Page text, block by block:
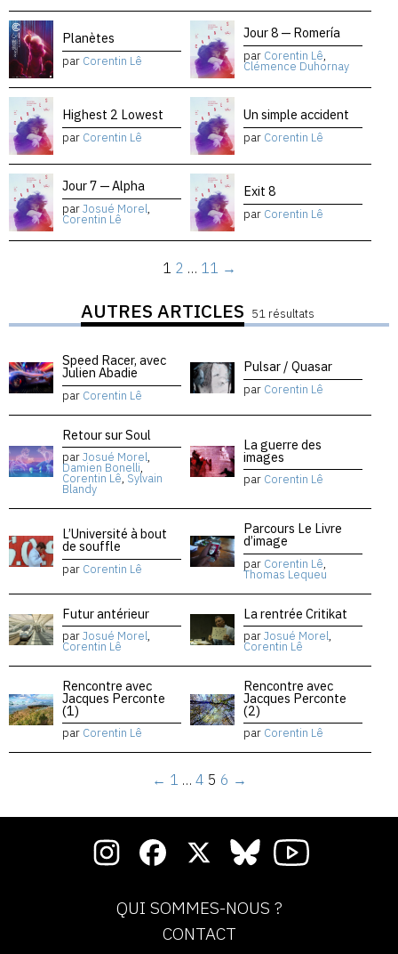
Planètes
par Corentin Lê
Jour 8 — Romería
par Corentin Lê,
Clémence Duhornay
Highest 2 Lowest
par Corentin Lê
Un simple accident
par Corentin Lê
Jour 7 — Alpha
parJosué Morel,
Corentin Lê
Exit 8
par Corentin Lê
1 2 … 11 →
AUTRES ARTICLES 51 résultats
Speed Racer, avec
Julien Abadie
par Corentin Lê
Pulsar / Quasar
par Corentin Lê
Retour sur Soul
parJosué Morel,
Damien Bonelli,
Corentin Lê, Sylvain
Blandy
La guerre des
images
par Corentin Lê
L’Université à bout
de souffle
par Corentin Lê
Parcours Le Livre
d’image
par Corentin Lê,
Thomas Lequeu
Futur antérieur
parJosué Morel,
Corentin Lê
La rentrée Critikat
parJosué Morel,
Corentin Lê
Rencontre avec
Jacques Perconte
(1)
par Corentin Lê
Rencontre avec
Jacques Perconte
(2)
par Corentin Lê
← 1 … 4 5 6 →
QUI SOMMES-NOUS ?
CONTACT